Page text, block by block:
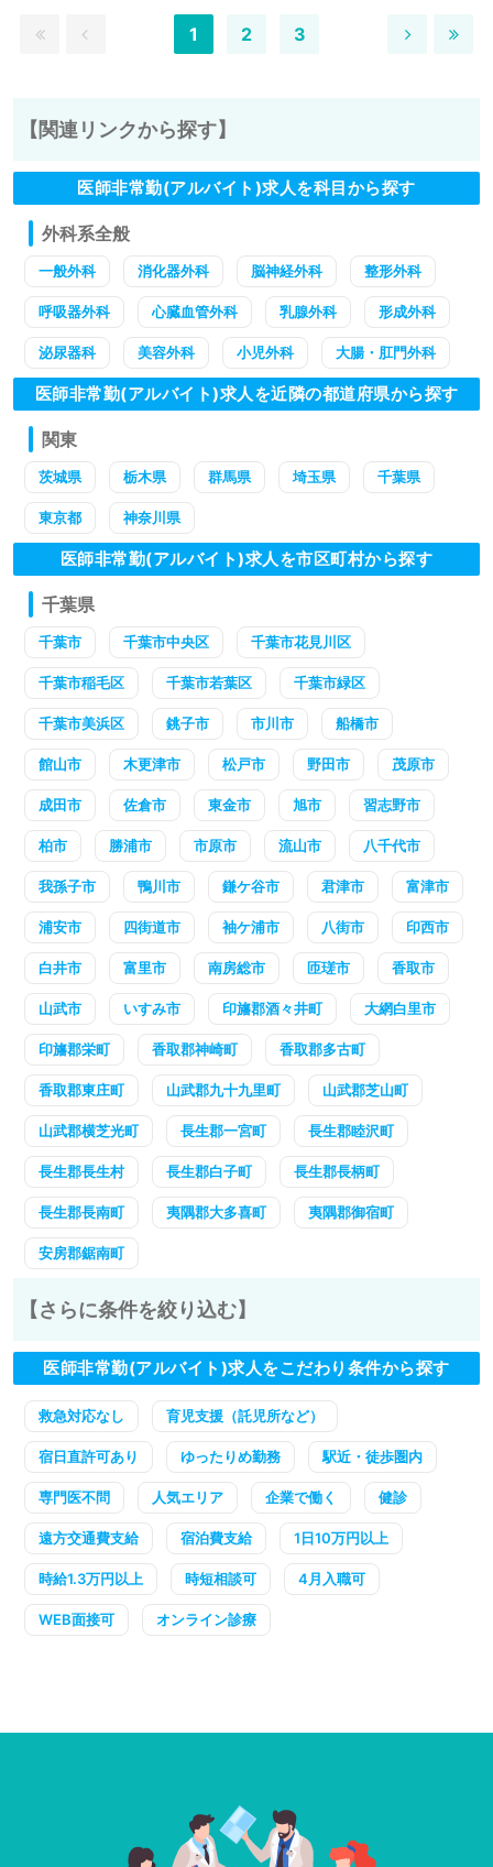
1 2 3
【関連リンクから探す】
医師非常勤(アルバイト)求人を科目から探す
外科系全般
一般外科 消化器外科 脳神経外科 整形外科
呼吸器外科 心臓血管外科 乳腺外科 形成外科
泌尿器科 美容外科 小児外科 大腸・肛門外科
医師非常勤(アルバイト)求人を近隣の都道府県から探す
関東
茨城県 栃木県 群馬県 埼玉県 千葉県
東京都 神奈川県
医師非常勤(アルバイト)求人を市区町村から探す
千葉県
千葉市 千葉市中央区 千葉市花見川区
千葉市稲毛区 千葉市若葉区 千葉市緑区
千葉市美浜区 銚子市 市川市 船橋市
館山市 木更津市 松戸市 野田市 茂原市
成田市 佐倉市 東金市 旭市 習志野市
柏市 勝浦市 市原市 流山市 八千代市
我孫子市 鴨川市 鎌ケ谷市 君津市 富津市
浦安市 四街道市 袖ケ浦市 八街市 印西市
白井市 富里市 南房総市 匝瑳市 香取市
山武市 いすみ市 印旛郡酒々井町 大網白里市
印旛郡栄町 香取郡神崎町 香取郡多古町
香取郡東庄町 山武郡九十九里町 山武郡芝山町
山武郡横芝光町 長生郡一宮町 長生郡睦沢町
長生郡長生村 長生郡白子町 長生郡長柄町
長生郡長南町 夷隅郡大多喜町 夷隅郡御宿町
安房郡鋸南町
【さらに条件を絞り込む】
医師非常勤(アルバイト)求人をこだわり条件から探す
救急対応なし 育児支援（託児所など）
宿日直許可あり ゆったりめ勤務 駅近・徒歩圏内
専門医不問 人気エリア 企業で働く 健診
遠方交通費支給 宿泊費支給 1日10万円以上
時給1.3万円以上 時短相談可 4月入職可
WEB面接可 オンライン診療